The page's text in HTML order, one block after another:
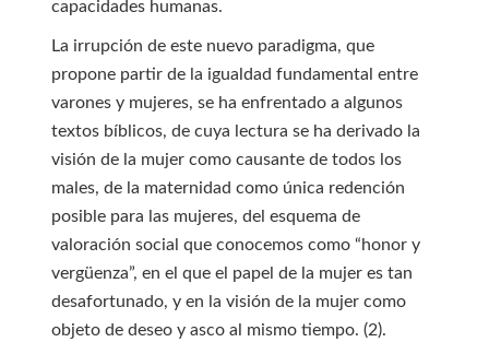
capacidades humanas.
La irrupción de este nuevo paradigma, que
propone partir de la igualdad fundamental entre
varones y mujeres, se ha enfrentado a algunos
textos bíblicos, de cuya lectura se ha derivado la
visión de la mujer como causante de todos los
males, de la maternidad como única redención
posible para las mujeres, del esquema de
valoración social que conocemos como “honor y
vergüenza”, en el que el papel de la mujer es tan
desafortunado, y en la visión de la mujer como
objeto de deseo y asco al mismo tiempo. (2).